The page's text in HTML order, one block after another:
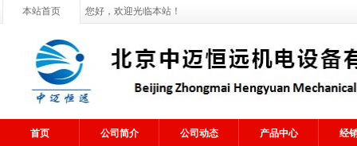
本站首页 您好，欢迎光临本站！
首页 公司简介 公司动态 产品中心 经